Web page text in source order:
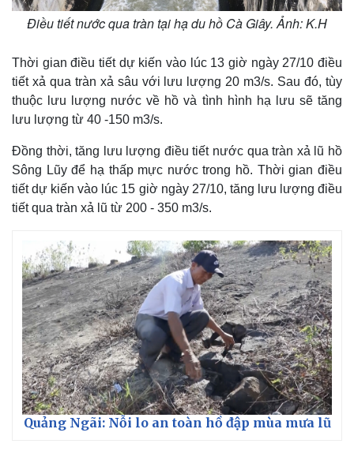
Điều tiết nước qua tràn tại hạ du hồ Cà Giây. Ảnh: K.H
Thời gian điều tiết dự kiến vào lúc 13 giờ ngày 27/10 điều
tiết xả qua tràn xả sâu với lưu lượng 20 m3/s. Sau đó, tùy
thuộc lưu lượng nước về hồ và tình hình hạ lưu sẽ tăng
lưu lượng từ 40 -150 m3/s.
Đồng thời, tăng lưu lượng điều tiết nước qua tràn xả lũ hồ
Sông Lũy để hạ thấp mực nước trong hồ. Thời gian điều
tiết dự kiến vào lúc 15 giờ ngày 27/10, tăng lưu lượng điều
tiết qua tràn xả lũ từ 200 - 350 m3/s.
Quảng Ngãi: Nỗi lo an toàn hồ đập mùa mưa lũ